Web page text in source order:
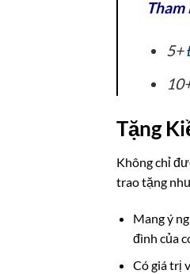
5+
Tặng
Không chỉ
trao tặng
Mang ý
đình của
Có giá trị